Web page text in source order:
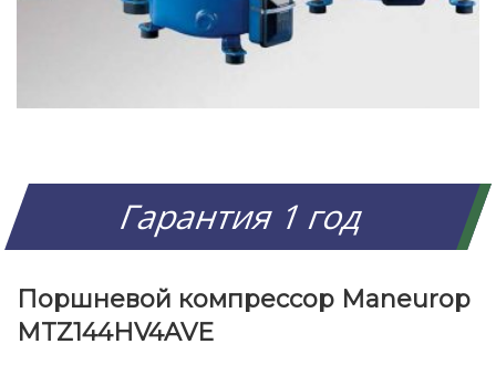
Гарантия 1 год
Поршневой компрессор Maneurop
MTZ144HV4AVE